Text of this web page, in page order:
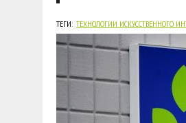
ТЕГИ: ТЕХНОЛОГИИ ИСКУССТВЕННОГО